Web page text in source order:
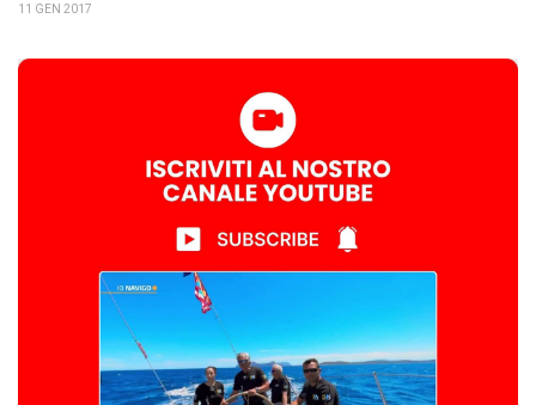
11 GEN 2017